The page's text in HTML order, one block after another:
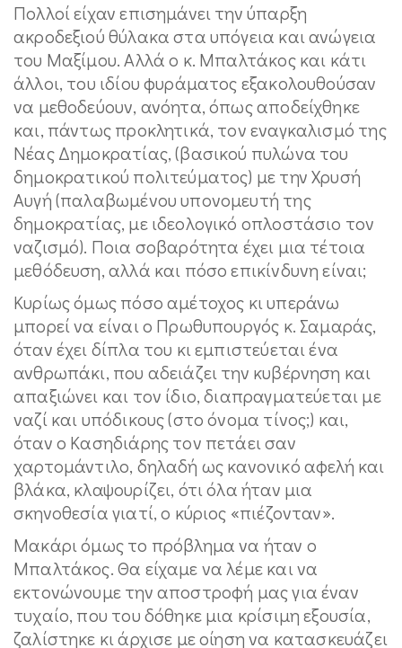
Πολλοί είχαν επισημάνει την ύπαρξη
ακροδεξιού θύλακα στα υπόγεια και ανώγεια
του Μαξίμου. Αλλά ο κ. Μπαλτάκος και κάτι
άλλοι, του ιδίου φυράματος εξακολουθούσαν
να μεθοδεύουν, ανόητα, όπως αποδείχθηκε
και, πάντως προκλητικά, τον εναγκαλισμό της
Νέας Δημοκρατίας, (βασικού πυλώνα του
δημοκρατικού πολιτεύματος) με την Χρυσή
Αυγή (παλαβωμένου υπονομευτή της
δημοκρατίας, με ιδεολογικό οπλοστάσιο τον
ναζισμό). Ποια σοβαρότητα έχει μια τέτοια
μεθόδευση, αλλά και πόσο επικίνδυνη είναι;
Κυρίως όμως πόσο αμέτοχος κι υπεράνω
μπορεί να είναι ο Πρωθυπουργός κ. Σαμαράς,
όταν έχει δίπλα του κι εμπιστεύεται ένα
ανθρωπάκι, που αδειάζει την κυβέρνηση και
απαξιώνει και τον ίδιο, διαπραγματεύεται με
ναζί και υπόδικους (στο όνομα τίνος;) και,
όταν ο Κασηδιάρης τον πετάει σαν
χαρτομάντιλο, δηλαδή ως κανονικό αφελή και
βλάκα, κλαψουρίζει, ότι όλα ήταν μια
σκηνοθεσία γιατί, ο κύριος «πιέζονταν».
Μακάρι όμως το πρόβλημα να ήταν ο
Μπαλτάκος. Θα είχαμε να λέμε και να
εκτονώνουμε την αποστροφή μας για έναν
τυχαίο, που του δόθηκε μια κρίσιμη εξουσία,
ζαλίστηκε κι άρχισε με οίηση να κατασκευάζει